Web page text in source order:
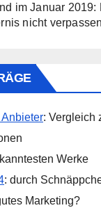
im Januar 2019:
nicht verpassen
: Vergleich
Werke
: durch
Marketing?